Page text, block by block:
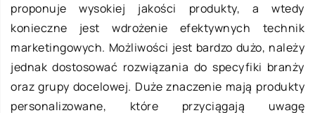
proponuje wysokiej jakości produkty, a wtedy
konieczne jest wdrożenie efektywnych technik
marketingowych. Możliwości jest bardzo dużo, należy
jednak dostosować rozwiązania do specyfiki branży
oraz grupy docelowej. Duże znaczenie mają produkty
personalizowane, które przyciągają uwagę